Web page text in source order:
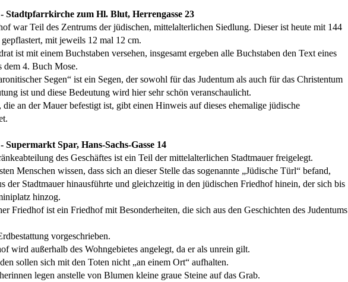
Stadtpfarrkirche zum Hl. Blut, Herrengasse 23
war Teil des Zentrums der jüdischen, mittelalterlichen Siedlung. Dieser ist heute mit 144
mit jeweils 12 mal 12 cm.
ist mit einem Buchstaben versehen, insgesamt ergeben alle Buchstaben den Text eines
dem 4. Buch Mose.
Segen“ ist ein Segen, der sowohl für das Judentum als auch für das Christentum
ist und diese Bedeutung wird hier sehr schön veranschaulicht.
die an der Mauer befestigt ist, gibt einen Hinweis auf dieses ehemalige jüdische
Supermarkt Spar, Hans-Sachs-Gasse 14
des Geschäftes ist ein Teil der mittelalterlichen Stadtmauer freigelegt.
Menschen wissen, dass sich an dieser Stelle das sogenannte „Jüdische Türl“ befand,
der Stadtmauer hinausführte und gleichzeitig in den jüdischen Friedhof hinein, der sich bis
hinzog.
Friedhof ist ein Friedhof mit Besonderheiten, die sich aus den Geschichten des Judentums
vorgeschrieben.
wird außerhalb des Wohngebietes angelegt, da er als unrein gilt.
sollen sich mit den Toten nicht „an einem Ort“ aufhalten.
legen anstelle von Blumen kleine graue Steine auf das Grab.